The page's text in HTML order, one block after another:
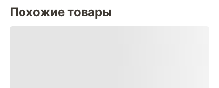
Похожие товары